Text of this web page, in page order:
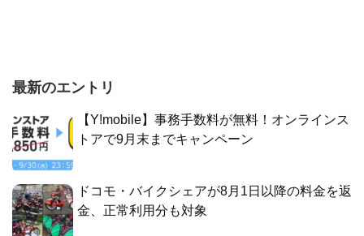
最新のエントリ
【Y!mobile】事務手数料が無料！オンラインス
トアで9月末までキャンペーン
ドコモ・バイクシェアが8月1日以降の料金を返
金、正常利用分も対象